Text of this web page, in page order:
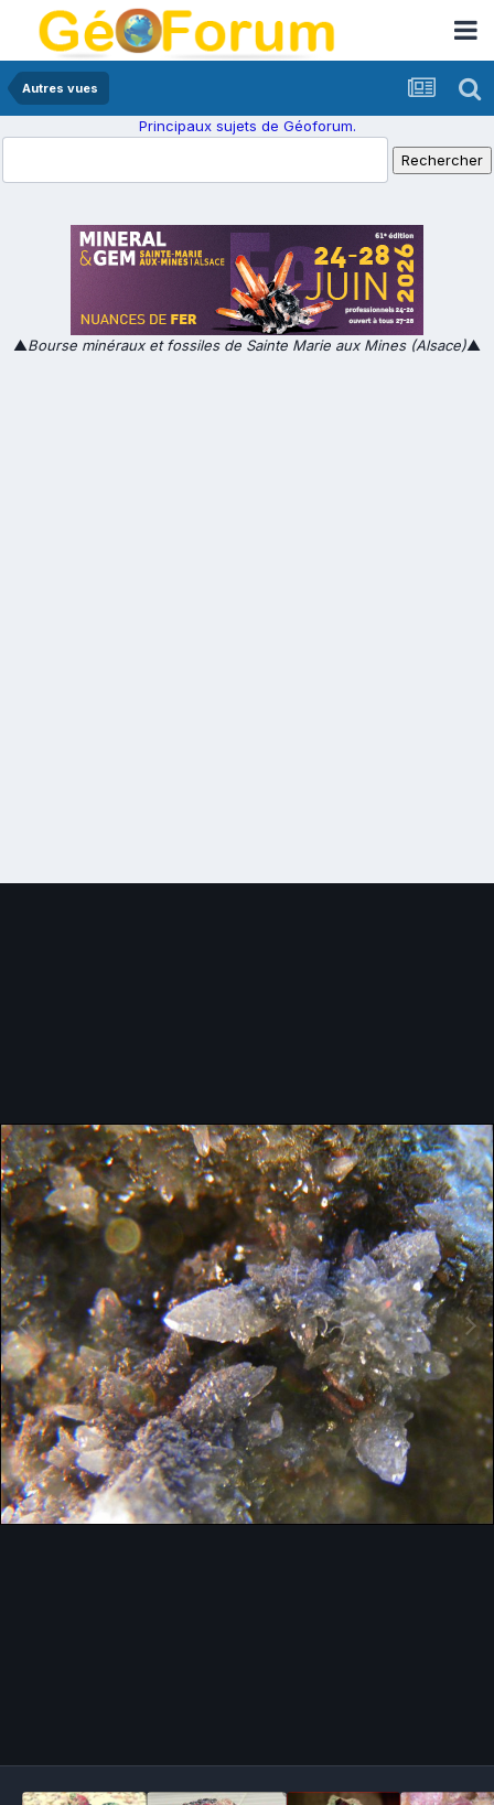
Autres vues
Principaux sujets de Géoforum.
▲Bourse minéraux et fossiles de Sainte Marie aux Mines (Alsace)▲